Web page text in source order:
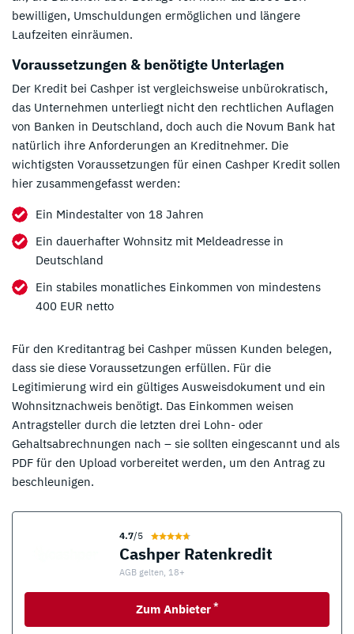
bewilligen, Umschuldungen ermöglichen und längere
Laufzeiten einräumen.
Voraussetzungen & benötigte Unterlagen
Der Kredit bei Cashper ist vergleichsweise unbürokratisch,
das Unternehmen unterliegt nicht den rechtlichen Auflagen
von Banken in Deutschland, doch auch die Novum Bank hat
natürlich ihre Anforderungen an Kreditnehmer. Die
wichtigsten Voraussetzungen für einen Cashper Kredit sollen
hier zusammengefasst werden:
Ein Mindestalter von 18 Jahren
Ein dauerhafter Wohnsitz mit Meldeadresse in
Deutschland
Ein stabiles monatliches Einkommen von mindestens
400 EUR netto
Für den Kreditantrag bei Cashper müssen Kunden belegen,
dass sie diese Voraussetzungen erfüllen. Für die
Legitimierung wird ein gültiges Ausweisdokument und ein
Wohnsitznachweis benötigt. Das Einkommen weisen
Antragsteller durch die letzten drei Lohn- oder
Gehaltsabrechnungen nach – sie sollten eingescannt und als
PDF für den Upload vorbereitet werden, um den Antrag zu
beschleunigen.
4.7/5
Cashper Ratenkredit
AGB gelten, 18+
Zum Anbieter *